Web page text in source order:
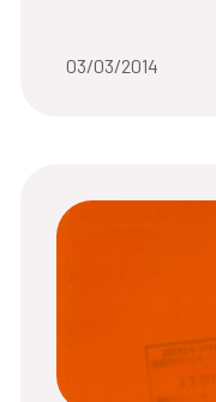
Date of the news::
03/03/2014